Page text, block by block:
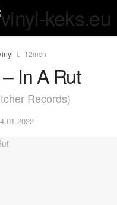
12inch
In A Rut
Records)